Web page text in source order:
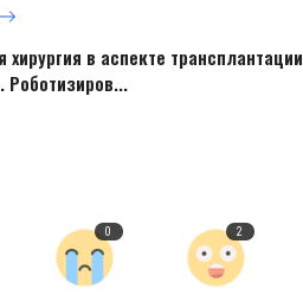
хирургия в аспекте трансплантации
0 2